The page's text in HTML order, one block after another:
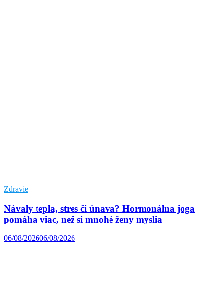
Zdravie
Návaly tepla, stres či únava? Hormonálna joga
pomáha viac, než si mnohé ženy myslia
06/08/202606/08/2026